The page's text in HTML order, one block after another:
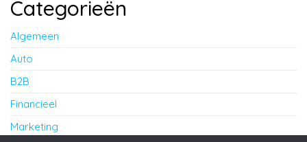
Categorieën
Algemeen
Auto
B2B
Financieel
Marketing